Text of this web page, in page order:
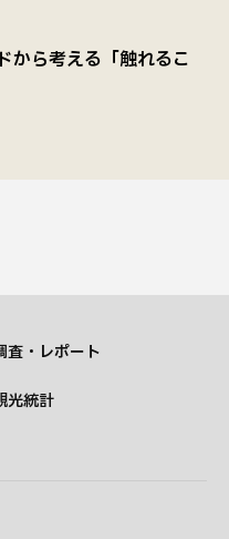
から考える「触れるこ
査・レポート
光統計